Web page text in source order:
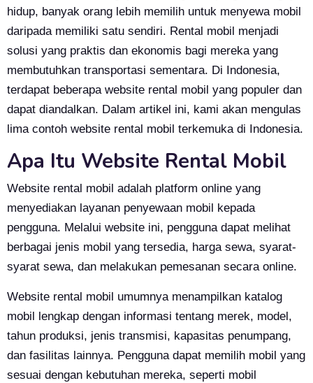
hidup, banyak orang lebih memilih untuk menyewa mobil
daripada memiliki satu sendiri. Rental mobil menjadi
solusi yang praktis dan ekonomis bagi mereka yang
membutuhkan transportasi sementara. Di Indonesia,
terdapat beberapa website rental mobil yang populer dan
dapat diandalkan. Dalam artikel ini, kami akan mengulas
lima contoh website rental mobil terkemuka di Indonesia.
Apa Itu Website Rental Mobil
Website rental mobil adalah platform online yang
menyediakan layanan penyewaan mobil kepada
pengguna. Melalui website ini, pengguna dapat melihat
berbagai jenis mobil yang tersedia, harga sewa, syarat-
syarat sewa, dan melakukan pemesanan secara online.
Website rental mobil umumnya menampilkan katalog
mobil lengkap dengan informasi tentang merek, model,
tahun produksi, jenis transmisi, kapasitas penumpang,
dan fasilitas lainnya. Pengguna dapat memilih mobil yang
sesuai dengan kebutuhan mereka, seperti mobil